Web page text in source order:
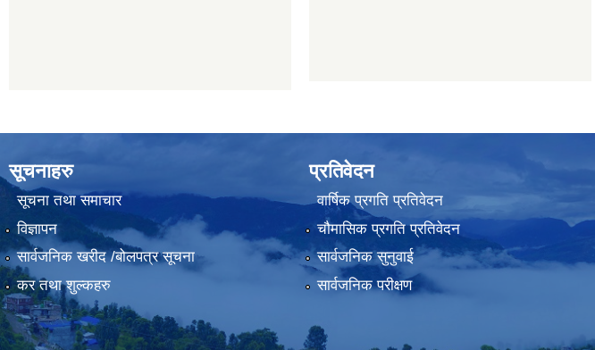
सूचनाहरु
सूचना तथा समाचार
विज्ञापन
सार्वजनिक खरीद /बोलपत्र सूचना
कर तथा शुल्कहरु
प्रतिवेदन
वार्षिक प्रगति प्रतिवेदन
चौमासिक प्रगति प्रतिवेदन
सार्वजनिक सुनुवाई
सार्वजनिक परीक्षण